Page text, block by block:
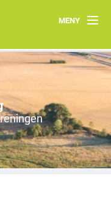
MENY
Hem
Vad vi gör
Vi tycker
Cykling